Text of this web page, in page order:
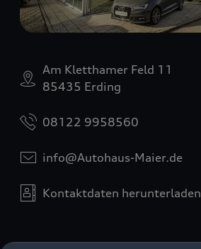
Am Kletthamer Feld 11
85435 Erding
08122 9958560
info@Autohaus-Maier.de
Kontaktdaten herunterladen